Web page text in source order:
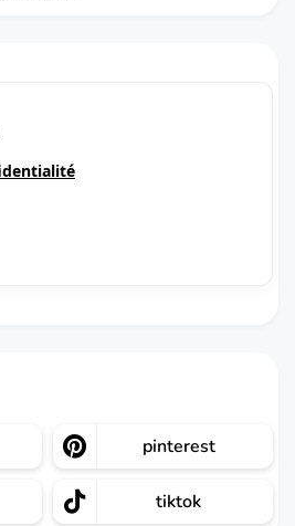
pinterest
tiktok